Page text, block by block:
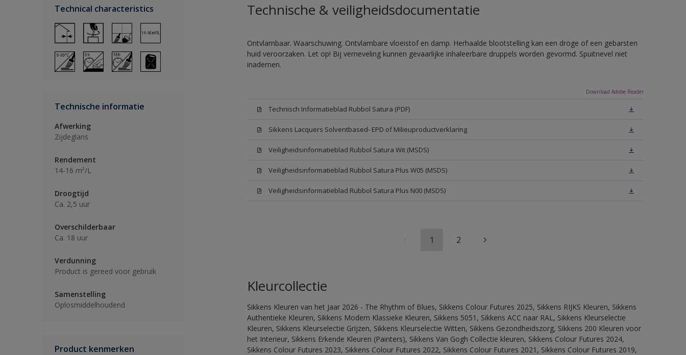
Technical characteristics
Technische informatie
Afwerking
Zijdeglans
Rendement
14-16 m²/L
Droogtijd
Ca. 2,5 uur
Overschilderbaar
Ca. 18 uur
Verdunning
Product is gereed voor gebruik
Samenstelling
Oplosmiddelhoudend
Product kenmerken
Technische & veiligheidsdocumentatie
Ontvlambaar. Waarschuwing. Ontvlambare vloeistof en damp. Herhaalde blootstelling kan een droge of een gebarsten
huid veroorzaken. Let op! Bij verneveling kunnen gevaarlijke inhaleerbare druppels worden gevormd. Spuitnevel niet
inademen.
Download Adobe Reader
Technisch Informatieblad Rubbol Satura (PDF)
Sikkens Lacquers Solventbased- EPD of Milieuproductverklaring
Veiligheidsinformatieblad Rubbol Satura Wit (MSDS)
Veiligheidsinformatieblad Rubbol Satura Plus W05 (MSDS)
Veiligheidsinformatieblad Rubbol Satura Plus N00 (MSDS)
1 2
Kleurcollectie
Sikkens Kleuren van het Jaar 2026 - The Rhythm of Blues, Sikkens Colour Futures 2025, Sikkens RIJKS Kleuren, Sikkens
Authentieke Kleuren, Sikkens Modern Klassieke Kleuren, Sikkens 5051, Sikkens ACC naar RAL, Sikkens Kleurselectie
Kleuren, Sikkens Kleurselectie Grijzen, Sikkens Kleurselectie Witten, Sikkens Gezondheidszorg, Sikkens 200 Kleuren voor
het Interieur, Sikkens Erkende Kleuren (Painters), Sikkens Van Gogh Collectie kleuren, Sikkens Colour Futures 2024,
Sikkens Colour Futures 2023, Sikkens Colour Futures 2022, Sikkens Colour Futures 2021, Sikkens Colour Futures 2019,